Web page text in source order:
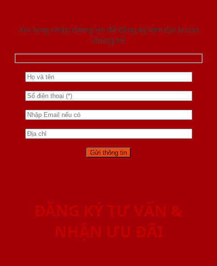
Vui lòng nhập thông tin để đăng ký làm đại lý của
chúng tôi
ĐĂNG KÝ TƯ VẤN &
NHẬN ƯU ĐÃI